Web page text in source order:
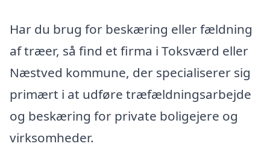
Har du brug for beskæring eller fældning
af træer, så find et firma i Toksværd eller
Næstved kommune, der specialiserer sig
primært i at udføre træfældningsarbejde
og beskæring for private boligejere og
virksomheder.